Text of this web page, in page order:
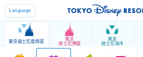
Language
東京迪士尼度假區
東京
迪士尼樂園
東京
迪士尼海洋